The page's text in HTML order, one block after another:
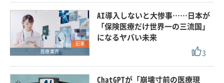
記事
医療業界
AI導入しないと大惨事……日本が
「保険医療だけ世界一の三流国」
になるヤバい未来
3
ChatGPTが「崩壊寸前の医療現